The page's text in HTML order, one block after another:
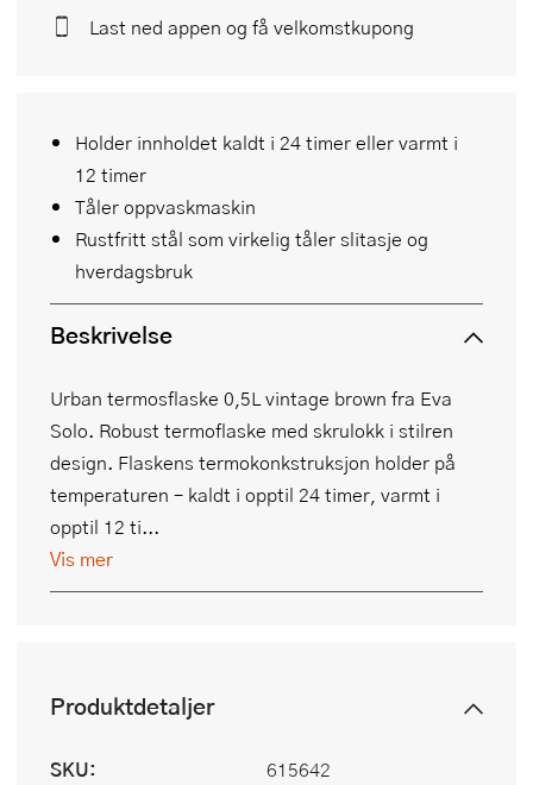
Holder innholdet kaldt i 24 timer eller varmt i
12 timer
Tåler oppvaskmaskin
Rustfritt stål som virkelig tåler slitasje og
hverdagsbruk
Beskrivelse
Urban termosflaske 0,5L vintage brown fra Eva
Solo. Robust termoflaske med skrulokk i stilren
design. Flaskens termokonkstruksjon holder på
temperaturen – kaldt i opptil 24 timer, varmt i
opptil 12 ti...
Vis mer
Last ned appen og få velkomstkupong
Produktdetaljer
SKU:
615642